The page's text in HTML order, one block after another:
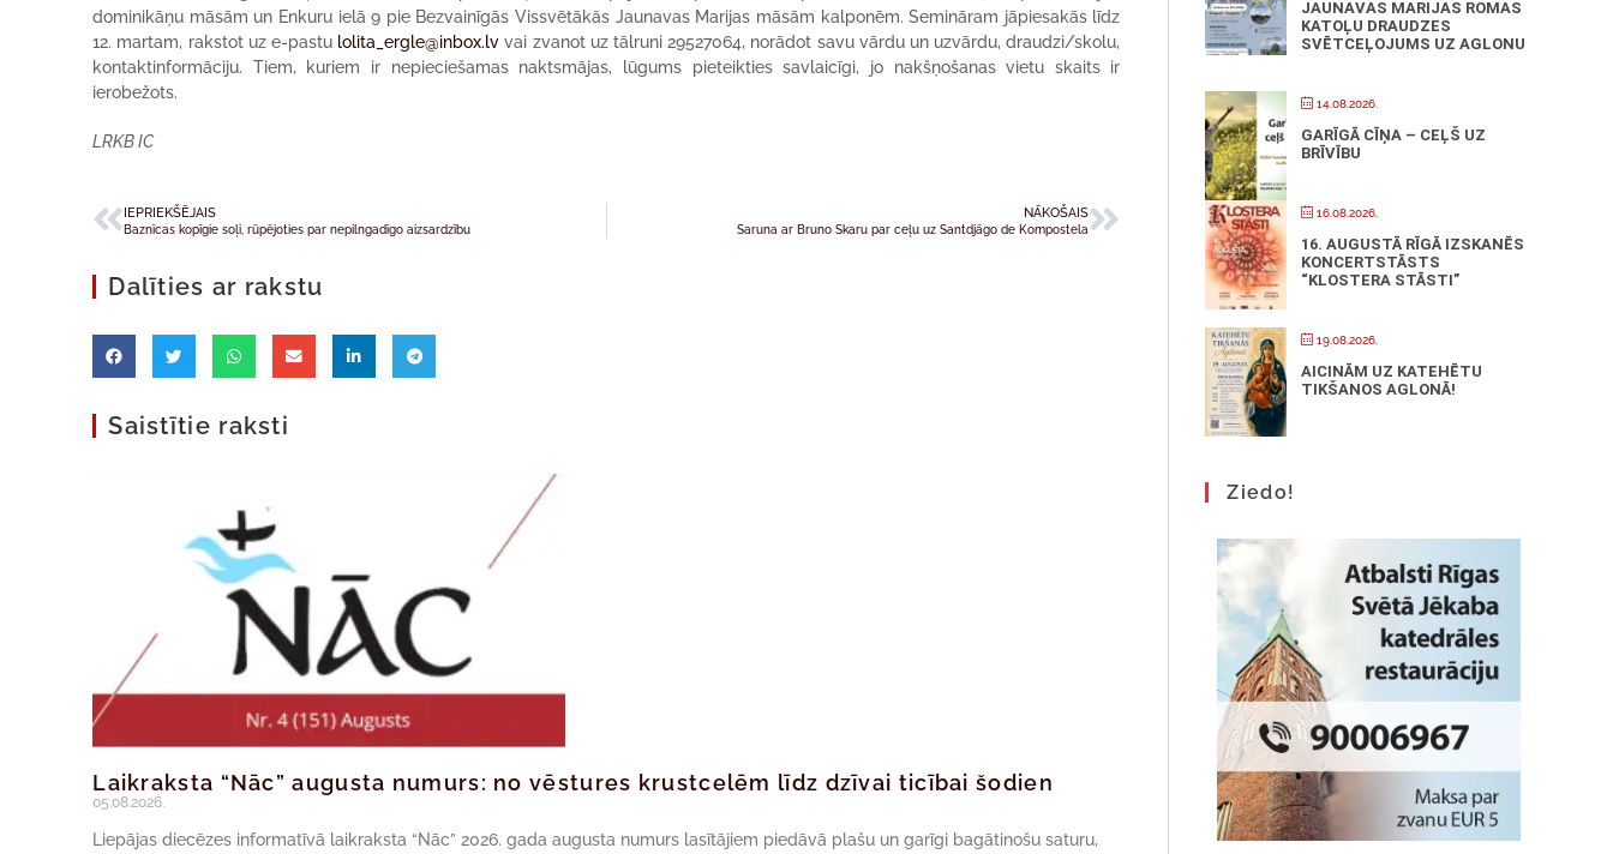
dominikāņu māsām un Enkuru ielā 9 pie Bezvainīgās Vissvētākās Jaunavas Marijas māsām kalponēm. Semināram jāpiesakās līdz
12. martam, rakstot uz e-pastu lolita_ergle@inbox.lv vai zvanot uz tālruni 29527064, norādot savu vārdu un uzvārdu, draudzi/skolu,
kontaktinformāciju. Tiem, kuriem ir nepieciešamas naktsmājas, lūgums pieteikties savlaicīgi, jo nakšņošanas vietu skaits ir
ierobežots.
LRKB IC
IEPRIEKŠĒJAIS
Baznīcas kopīgie soļi, rūpējoties par nepilngadīgo aizsardzību
NĀKOŠAIS
Saruna ar Bruno Skaru par ceļu uz Santdjāgo de Kompostela
Dalīties ar rakstu
Saistītie raksti
Laikraksta “Nāc” augusta numurs: no vēstures krustcelēm līdz dzīvai ticībai šodien
05.08.2026.
Liepājas diecēzes informatīvā laikraksta “Nāc” 2026. gada augusta numurs lasītājiem piedāvā plašu un garīgi bagātinošu saturu,
JAUNAVAS MARIJAS ROMAS
KATOĻU DRAUDZES
SVĒTCEĻOJUMS UZ AGLONU
14.08.2026.
GARĪGĀ CĪŅA – CEĻŠ UZ
BRĪVĪBU
16.08.2026.
16. AUGUSTĀ RĪGĀ IZSKANĒS
KONCERTSTĀSTS
“KLOSTERA STĀSTI”
19.08.2026.
AICINĀM UZ KATEHĒTU
TIKŠANOS AGLONĀ!
Ziedo!